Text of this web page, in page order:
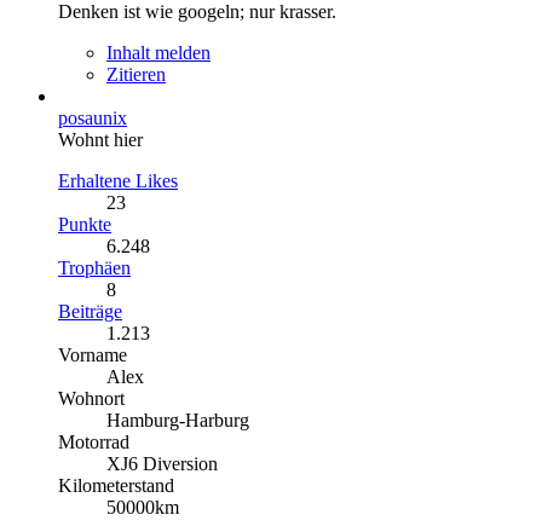
Denken ist wie googeln; nur krasser.
Inhalt melden
Zitieren
posaunix
Wohnt hier
Erhaltene Likes
23
Punkte
6.248
Trophäen
8
Beiträge
1.213
Vorname
Alex
Wohnort
Hamburg-Harburg
Motorrad
XJ6 Diversion
Kilometerstand
50000km